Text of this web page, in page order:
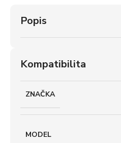
Popis
Kompatibilita
ZNAČKA
MODEL